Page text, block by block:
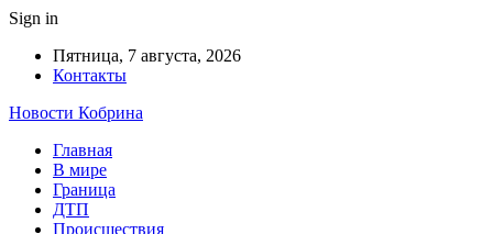
Sign in
Пятница, 7 августа, 2026
Контакты
Новости Кобрина
Главная
В мире
Граница
ДТП
Происшествия